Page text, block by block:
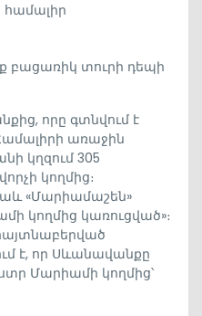
բացառիկ տուրի դեպի
որը գտնվում է
առաջին
կղզում 305
կողմից։
«Մարիամաշեն»
կողմից կառուցված»։
է, որ Սևանավանքը
Մարիամի կողմից՝